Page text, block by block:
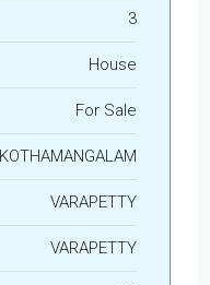
3
House
For Sale
KOTHAMANGALAM
VARAPETTY
VARAPETTY